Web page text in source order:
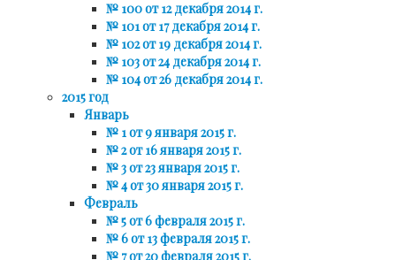
№ 100 от 12 декабря 2014 г.
№ 101 от 17 декабря 2014 г.
№ 102 от 19 декабря 2014 г.
№ 103 от 24 декабря 2014 г.
№ 104 от 26 декабря 2014 г.
2015 год
Январь
№ 1 от 9 января 2015 г.
№ 2 от 16 января 2015 г.
№ 3 от 23 января 2015 г.
№ 4 от 30 января 2015 г.
Февраль
№ 5 от 6 февраля 2015 г.
№ 6 от 13 февраля 2015 г.
№ 7 от 20 февраля 2015 г.